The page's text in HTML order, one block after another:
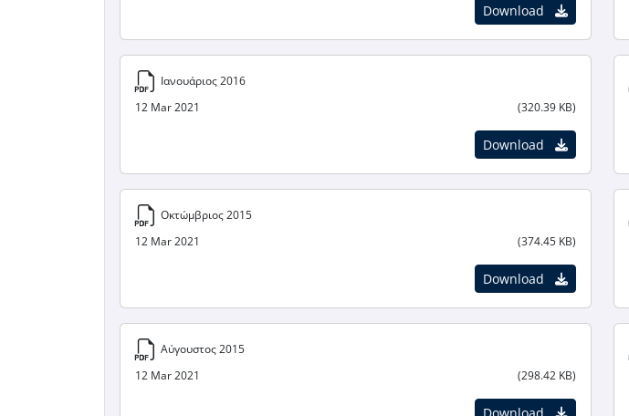
Download
Ιανουάριος 2016
12 Mar 2021
(320.39 KB)
Download
Οκτώμβριος 2015
12 Mar 2021
(374.45 KB)
Download
Αύγουστος 2015
12 Mar 2021
(298.42 KB)
Download